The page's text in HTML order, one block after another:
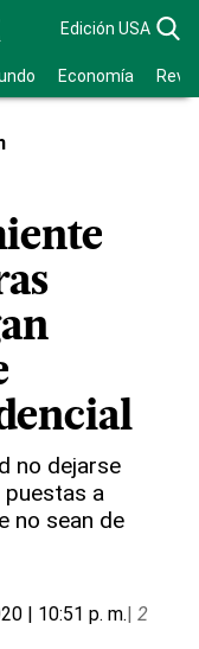
Edición USA
Economía
no dejarse
a
no sean de
| 10:51 p. m.| 2